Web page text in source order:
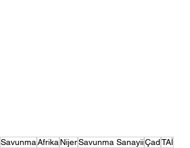
SavunmaAfrikaNijerSavunma SanayiiÇadTAİ